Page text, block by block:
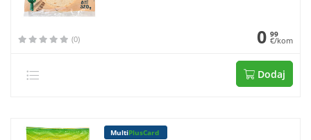
(0) 0 99
€/kom
Dodaj
MultiPlusCard